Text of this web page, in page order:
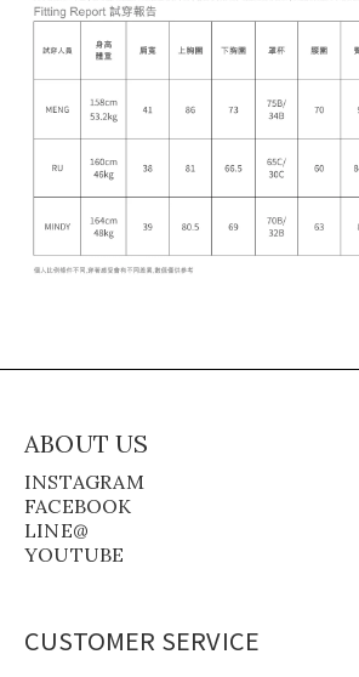
ABOUT US
INSTAGRAM
FACEBOOK
LINE@
YOUTUBE
CUSTOMER SERVICE